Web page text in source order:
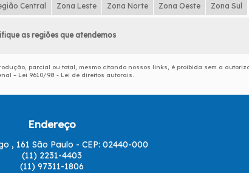
Central Zona Leste Zona Norte Zona Oeste Zona Sul
as regiões que atendemos
parcial ou total, mesmo citando nossos links, é proibida sem a
– Lei 9610/98 - Lei de direitos autorais.
Endereço
, 161 São Paulo - CEP: 02440-000
(11) 2231-4403
(11) 97311-1806